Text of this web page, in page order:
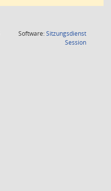
Software:Sitzungsdienst
Session(Wird in